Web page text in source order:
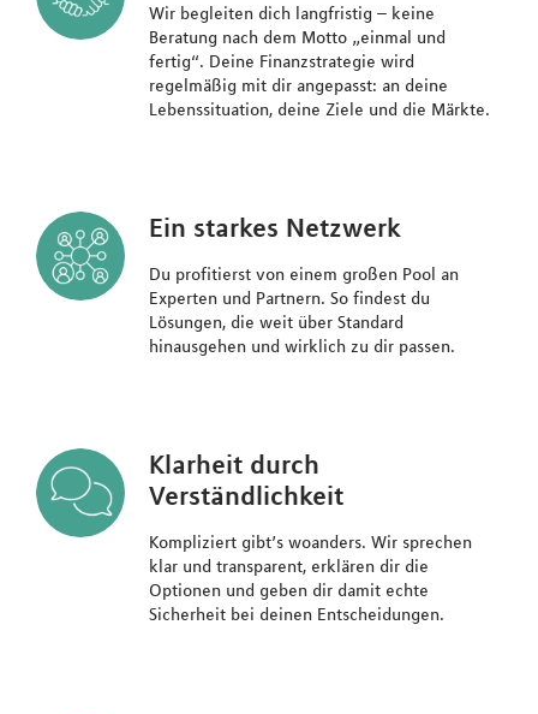
Wir begleiten dich langfristig – keine
Beratung nach dem Motto „einmal und
fertig“. Deine Finanzstrategie wird
regelmäßig mit dir angepasst: an deine
Lebenssituation, deine Ziele und die Märkte.
Ein starkes Netzwerk
Du profitierst von einem großen Pool an
Experten und Partnern. So findest du
Lösungen, die weit über Standard
hinausgehen und wirklich zu dir passen.
Klarheit durch
Verständlichkeit
Kompliziert gibt’s woanders. Wir sprechen
klar und transparent, erklären dir die
Optionen und geben dir damit echte
Sicherheit bei deinen Entscheidungen.